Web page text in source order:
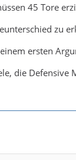
45 Tore
zu
ersten
die Defensive